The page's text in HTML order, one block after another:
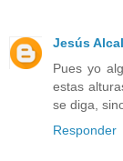
Jesús
Pues yo
estas
se diga,
Responder